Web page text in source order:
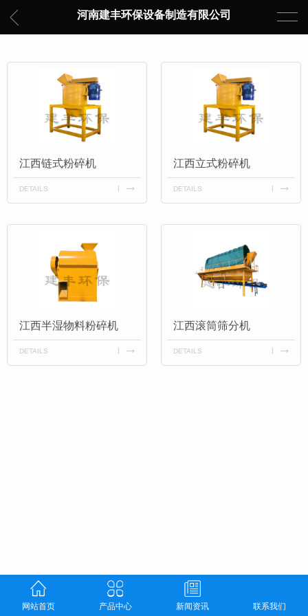
河南建丰环保设备制造有限公司
江西链式粉碎机
DETAILS
江西立式粉碎机
DETAILS
江西半湿物料粉碎机
DETAILS
江西滚筒筛分机
DETAILS
网站首页 产品中心 新闻资讯 联系我们